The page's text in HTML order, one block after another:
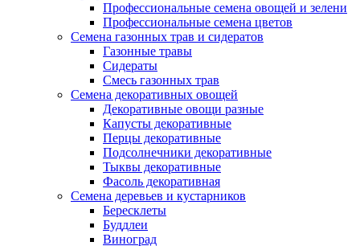
Профессиональные семена овощей и зелени
Профессиональные семена цветов
Семена газонных трав и сидератов
Газонные травы
Сидераты
Смесь газонных трав
Семена декоративных овощей
Декоративные овощи разные
Капусты декоративные
Перцы декоративные
Подсолнечники декоративные
Тыквы декоративные
Фасоль декоративная
Семена деревьев и кустарников
Бересклеты
Буддлеи
Виноград